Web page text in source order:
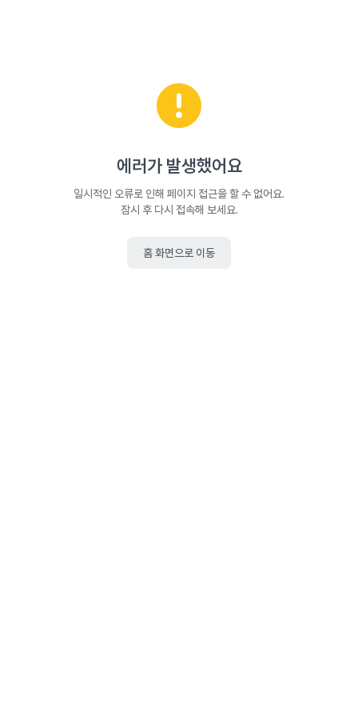
에러가 발생했어요
일시적인 오류로 인해 페이지 접근을 할 수 없어요.
잠시 후 다시 접속해 보세요.
홈 화면으로 이동